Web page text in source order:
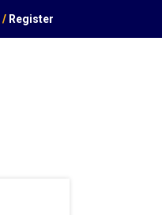
/ Register